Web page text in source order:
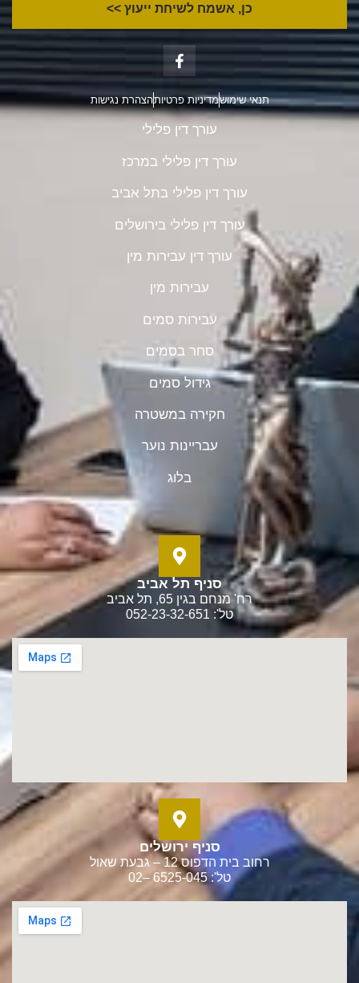
כן, אשמח לשיחת ייעוץ >>
תנאי שימושמדיניות פרטיותהצהרת נגישות
עורך דין פלילי
עורך דין פלילי במרכז
עורך דין פלילי בתל אביב
עורך דין פלילי בירושלים
עורך דין עבירות מין
עבירות מין
עבירות סמים
סחר בסמים
גידול סמים
חקירה במשטרה
עבריינות נוער
בלוג
סניף תל אביב
רח' מנחם בגין 65, תל אביב
טל': 052-23-32-651
סניף ירושלים
רחוב בית הדפוס 12 – גבעת שאול
טל': 6525-045 –02